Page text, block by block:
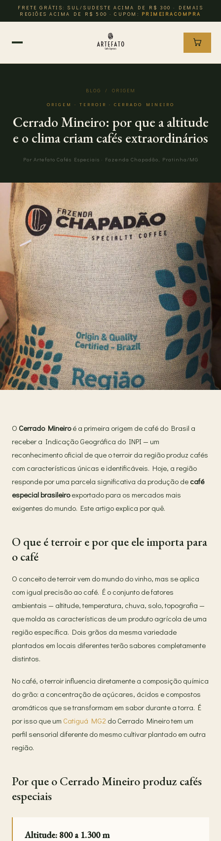
FRETE GRÁTIS: SUL/SUDESTE ACIMA DE R$ 300 · DEMAIS
REGIÕES ACIMA DE R$ 500 · CUPOM: PRIMEIRACOMPRA
BLOG / ORIGEM
ORIGEM · TERROIR · CERRADO MINEIRO
Cerrado Mineiro: por que a altitude
e o clima criam cafés extraordinários
Por Artefato Cafés Especiais · Fazenda Chapadão, Pratinha/MG
O Cerrado Mineiroé a primeira origem de café do Brasil a
receber a Indicação Geográfica do INPI — um
reconhecimento oficial de que o terroir da região produz cafés
com características únicas e identificáveis. Hoje, a região
responde por uma parcela significativa da produção de café
especial brasileiroexportado para os mercados mais
exigentes do mundo. Este artigo explica por quê.
O que é terroir e por que ele importa para
o café
O conceito de terroir vem do mundo do vinho, mas se aplica
com igual precisão ao café. É o conjunto de fatores
ambientais — altitude, temperatura, chuva, solo, topografia —
que molda as características de um produto agrícola de uma
região específica. Dois grãos da mesma variedade
plantados em locais diferentes terão sabores completamente
distintos.
No café, o terroir influencia diretamente a composição química
do grão: a concentração de açúcares, ácidos e compostos
aromáticos que se transformam em sabor durante a torra. É
por isso que um Catiguá MG2 do Cerrado Mineiro tem um
perfil sensorial diferente do mesmo cultivar plantado em outra
região.
Por que o Cerrado Mineiro produz cafés
especiais
Altitude: 800 a 1.300 m